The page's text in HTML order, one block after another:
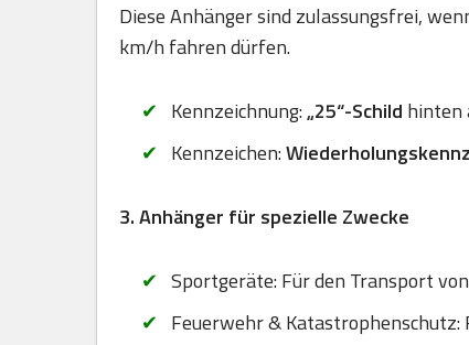
Diese Anhänger sind zulassungsfrei,
km/h fahren dürfen.
Kennzeichnung:„25“-Schild hinten
Kennzeichen:
3. Anhänger für spezielle Zwecke
Sportgeräte: Für den Transport
Feuerwehr &